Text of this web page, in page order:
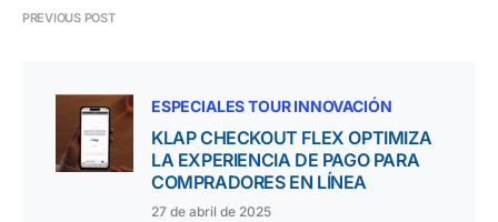
PREVIOUS POST
ESPECIALES TOUR INNOVACIÓN
KLAP CHECKOUT FLEX OPTIMIZA
LA EXPERIENCIA DE PAGO PARA
COMPRADORES EN LÍNEA
27 de abril de 2025